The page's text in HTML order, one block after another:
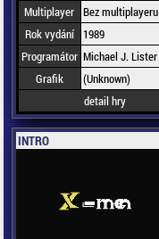
Multiplayer Bez multiplayeru
Rok vydání
1989
Programátor Michael J. Lister
Grafik
(Unknown)
detail hry
INTRO